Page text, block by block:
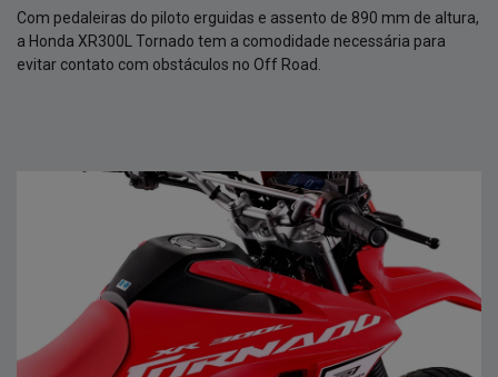
Com pedaleiras do piloto erguidas e assento de 890 mm de altura,
a Honda XR300L Tornado tem a comodidade necessária para
evitar contato com obstáculos no Off Road.